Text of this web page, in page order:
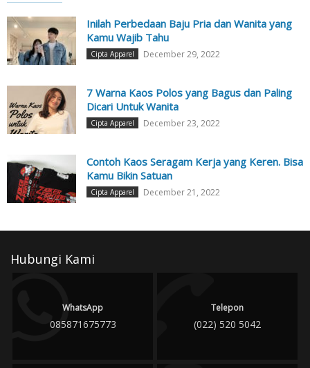
Inilah Perbedaan Baju Pria dan Wanita yang
Kamu Wajib Tahu
Cipta Apparel December 29, 2022
7 Warna Kaos Polos yang Bagus dan Paling
Dicari Untuk Wanita
Cipta Apparel December 23, 2022
Contoh Kaos Seragam Kerja yang Keren. Bisa
Kamu Bikin Satuan
Cipta Apparel December 21, 2022
Hubungi Kami
WhatsApp
085871675773
Telepon
(022) 520 5042